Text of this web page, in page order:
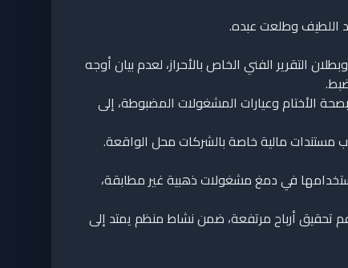
اللطيف وطلعت عبده.
التقرير الفني الخاص بالأحراز، لعدم بيان أوجه
الأختام وعيارات المشغولات المضبوطة، إلى
مستندات مالية خاصة بالشركات محل الواقعة.
في دمغ مشغولات ذهبية غير مطابقة،
تحقيق أرباح مرتفعة، ضمن نشاط منظم يمتد إلى